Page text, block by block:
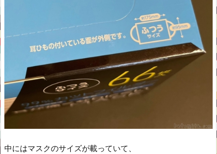
中にはマスクのサイズが載っていて、